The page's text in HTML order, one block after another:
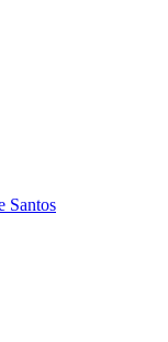
Santos